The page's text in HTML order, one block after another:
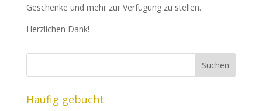
Geschenke und mehr zur Verfügung zu stellen.
Herzlichen Dank!
Häufig gebucht